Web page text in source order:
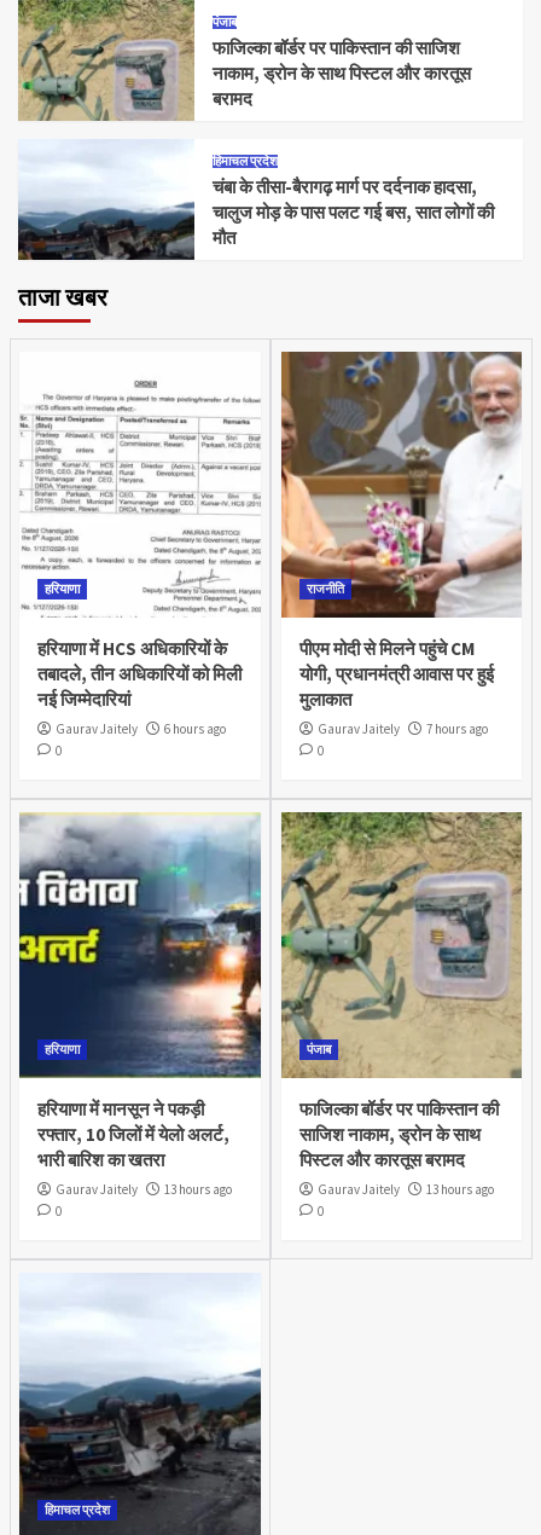
पंजाब
फाजिल्का बॉर्डर पर पाकिस्तान की साजिश
नाकाम, ड्रोन के साथ पिस्टल और कारतूस
बरामद
हिमाचल प्रदेश
चंबा के तीसा-बैरागढ़ मार्ग पर दर्दनाक हादसा,
चालुज मोड़ के पास पलट गई बस, सात लोगों की
मौत
ताजा खबर
हरियाणा
हरियाणा में HCS अधिकारियों के
तबादले, तीन अधिकारियों को मिली
नई जिम्मेदारियां
Gaurav Jaitely
6 hours ago
0
राजनीति
पीएम मोदी से मिलने पहुंचे CM
योगी, प्रधानमंत्री आवास पर हुई
मुलाकात
Gaurav Jaitely
7 hours ago
0
हरियाणा
हरियाणा में मानसून ने पकड़ी
रफ्तार, 10 जिलों में येलो अलर्ट,
भारी बारिश का खतरा
Gaurav Jaitely
13 hours ago
0
पंजाब
फाजिल्का बॉर्डर पर पाकिस्तान की
साजिश नाकाम, ड्रोन के साथ
पिस्टल और कारतूस बरामद
Gaurav Jaitely
13 hours ago
0
हिमाचल प्रदेश